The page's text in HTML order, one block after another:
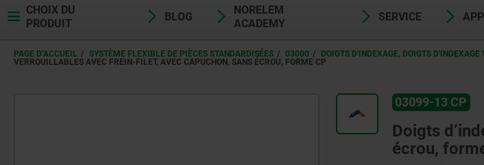
CHOIX DU
PRODUIT
BLOG
NORELEM
ACADEMY
SERVICE
PAGE D’ACCUEIL SYSTÈME FLEXIBLE DE PIÈCES STANDARDISÉES 03000 DOIGTS D'INDEXAGE, DOIGTS
VERROUILLABLES AVEC FREIN-FILET, AVEC CAPUCHON, SANS ÉCROU, FORME CP
03099-13 CP
Doigts
écrou,